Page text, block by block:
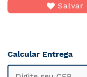
Calcular Entrega